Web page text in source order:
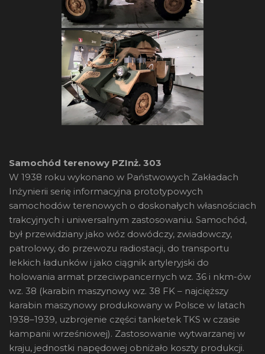
Samochód terenowy PZInż. 303
W 1938 roku wykonano w Państwowych Zakładach
Inżynierii serię informacyjna prototypowych
samochodów terenowych o doskonałych własnościach
trakcyjnych i uniwersalnym zastosowaniu. Samochód,
był przewidziany jako wóz dowódczy, zwiadowczy,
patrolowy, do przewozu radiostacji, do transportu
lekkich ładunków i jako ciągnik artyleryjski do
holowania armat przeciwpancernych wz. 36 i nkm-ów
wz. 38 (karabin maszynowy wz. 38 FK – najcięższy
karabin maszynowy produkowany w Polsce w latach
1938–1939, uzbrojenie części tankietek TKS w czasie
kampanii wrześniowej). Zastosowanie wytwarzanej w
kraju, jednostki napędowej obniżało koszty produkcji.